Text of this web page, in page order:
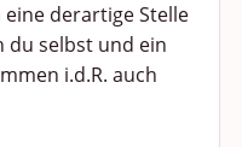
derartige Stelle
du selbst und ein
i.d.R. auch